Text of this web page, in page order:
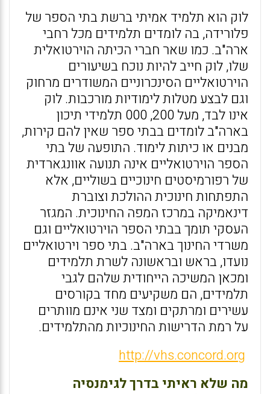
לוק הוא תלמיד אמיתי ברשת בתי הספר של
פלורידה, בה לומדים תלמידים מכל רחבי
ארה"ב. כמו שאר חברי הכיתה הוירטואלית
שלו, לוק חייב להיות נוכח בשיעורים
הוירטואליים הסינכרוניים המשודרים מרחוק
וגם לבצע מטלות לימודיות מורכבות. לוק
אינו לבד, מעל 200, 000 תלמידי תיכון
בארה"ב לומדים בבתי ספר שאין להם קירות,
מבנים או כיתות לימוד. התופעה של בתי
הספר הוירטואליים אינה תנועה אוונגארדית
של רפורמיסטים חינוכיים בשוליים, אלא
התפתחות חינוכית ההולכת וצוברת
דינאמיקה במרכז המפה החינוכית. המגזר
העסקי תומך בבתי הספר הוירטואליים וגם
משרדי החינוך בארה"ב. בתי ספר וירטואליים
נועדו, בראש ובראשונה לשרת תלמידים
ומכאן המשיכה הייחודית שלהם לגבי
תלמידים, הם משקיעים מחד בקורסים
עשירים ומרתקים ומצד שני אינם מוותרים
על רמת הדרישות החינוכיות מהתלמידים.
http://vhs.concord.org
מה שלא ראיתי בדרך לגימנסיה